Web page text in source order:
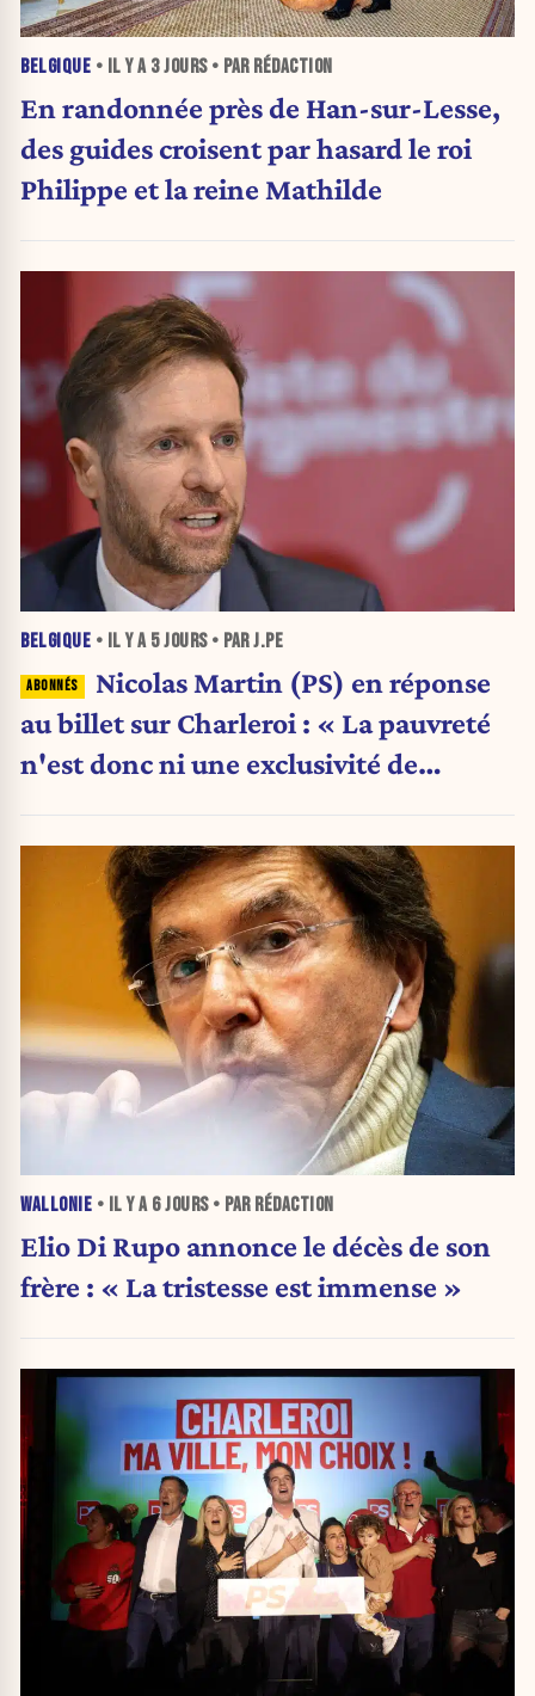
BELGIQUE • IL Y A 3 JOURS• PAR RÉDACTION
En randonnée près de Han-sur-Lesse,
des guides croisent par hasard le roi
Philippe et la reine Mathilde
BELGIQUE • IL Y A 5 JOURS• PAR J.PE
Nicolas Martin (PS) en réponse
au billet sur Charleroi : « La pauvreté
n'est donc ni une exclusivité de
WALLONIE • IL Y A 6 JOURS• PAR RÉDACTION
Elio Di Rupo annonce le décès de son
frère : « La tristesse est immense »